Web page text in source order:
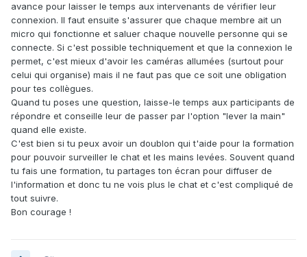
avance pour laisser le temps aux intervenants de vérifier leur
connexion. Il faut ensuite s'assurer que chaque membre ait un
micro qui fonctionne et saluer chaque nouvelle personne qui se
connecte. Si c'est possible techniquement et que la connexion le
permet, c'est mieux d'avoir les caméras allumées (surtout pour
celui qui organise) mais il ne faut pas que ce soit une obligation
pour tes collègues.
Quand tu poses une question, laisse-le temps aux participants de
répondre et conseille leur de passer par l'option "lever la main"
quand elle existe.
C'est bien si tu peux avoir un doublon qui t'aide pour la formation
pour pouvoir surveiller le chat et les mains levées. Souvent quand
tu fais une formation, tu partages ton écran pour diffuser de
l'information et donc tu ne vois plus le chat et c'est compliqué de
tout suivre.
Bon courage !